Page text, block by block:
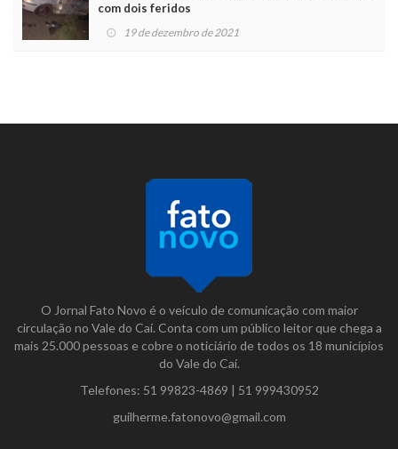
com dois feridos
19 de dezembro de 2021
O Jornal Fato Novo é o veículo de comunicação com maior
circulação no Vale do Caí. Conta com um público leitor que chega a
mais 25.000 pessoas e cobre o noticiário de todos os 18 municípios
do Vale do Caí.
Telefones: 51 99823-4869 | 51 999430952
guilherme.fatonovo@gmail.com